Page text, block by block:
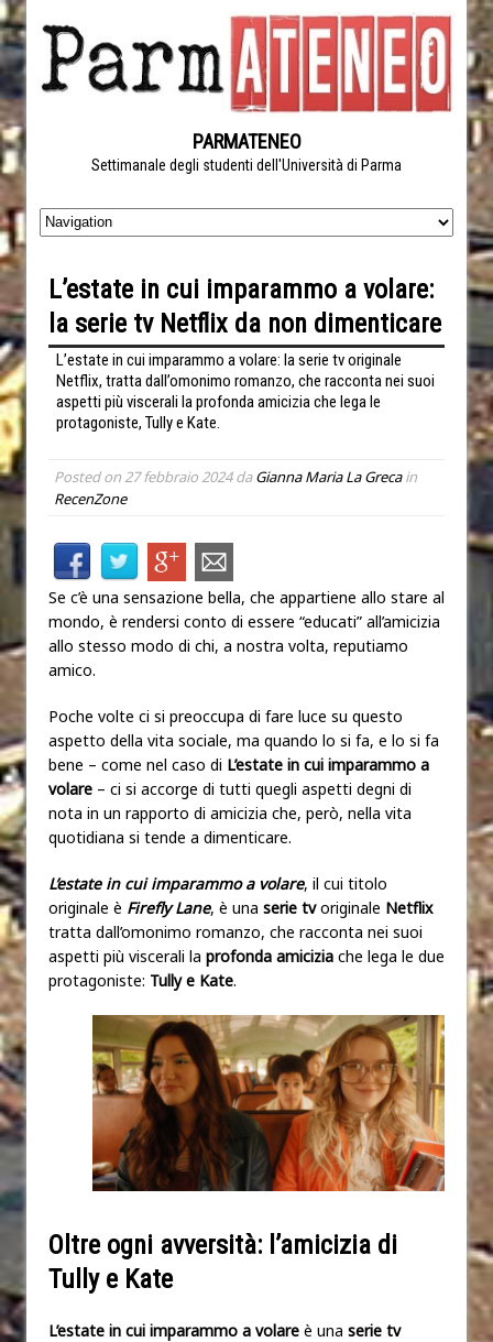
PARMATENEO
Settimanale degli studenti dell'Università di Parma
L’estate in cui imparammo a volare:
la serie tv Netflix da non dimenticare
L’estate in cui imparammo a volare: la serie tv originale
Netflix, tratta dall’omonimo romanzo, che racconta nei suoi
aspetti più viscerali la profonda amicizia che lega le
protagoniste, Tully e Kate.
Posted on 27 febbraio 2024daGianna Maria La Grecain
RecenZone
Se c’è una sensazione bella, che appartiene allo stare al
mondo, è rendersi conto di essere “educati” all’amicizia
allo stesso modo di chi, a nostra volta, reputiamo
amico.
Poche volte ci si preoccupa di fare luce su questo
aspetto della vita sociale, ma quando lo si fa, e lo si fa
bene – come nel caso di L’estate in cui imparammo a
volare – ci si accorge di tutti quegli aspetti degni di
nota in un rapporto di amicizia che, però, nella vita
quotidiana si tende a dimenticare.
L’estate in cui imparammo a volare, il cui titolo
originale è Firefly Lane, è una serie tvoriginale Netflix
tratta dall’omonimo romanzo, che racconta nei suoi
aspetti più viscerali la profonda amicizia che lega le due
protagoniste: Tully e Kate.
Oltre ogni avversità: l’amicizia di
Tully e Kate
L’estate in cui imparammo a volare è una serie tv